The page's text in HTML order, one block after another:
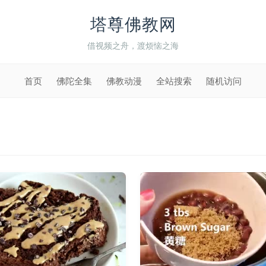
塔尊佛教网
借视频之舟，渡烦恼之海
首页 佛陀全集 佛教动漫 全站搜索 随机访问